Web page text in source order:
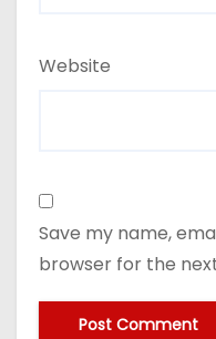
Website
Save my name,
browser for the